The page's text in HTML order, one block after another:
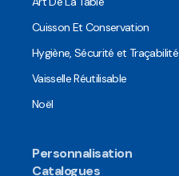
Cuisson Et Conservation
Hygiène, Sécurité et Traçabilité
Vaisselle Réutilisable
Noël
Personnalisation
Catalogues